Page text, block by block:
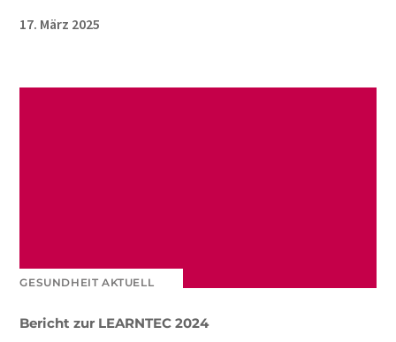
17. März 2025
GESUNDHEIT AKTUELL
Bericht zur LEARNTEC 2024